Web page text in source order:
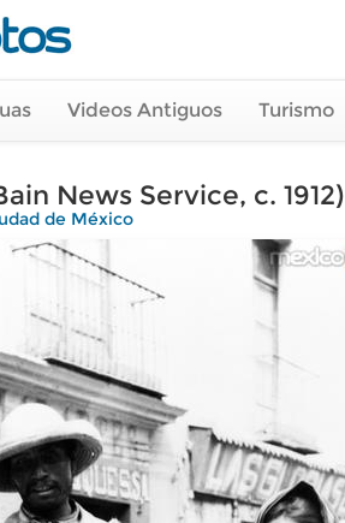
Videos Antiguos Turismo
News Service, c. 1912)
de México